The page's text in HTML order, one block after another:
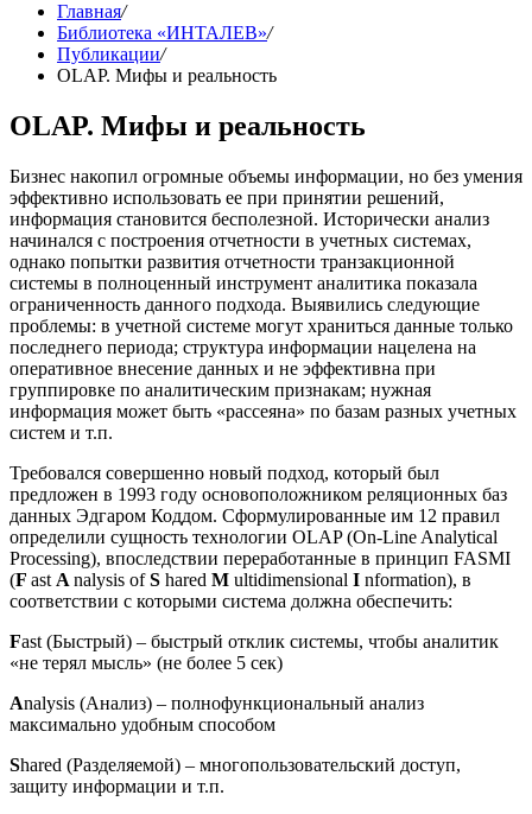
Главная/
Библиотека «ИНТАЛЕВ»/
Публикации/
OLAP. Мифы и реальность
OLAP. Мифы и реальность
Бизнес накопил огромные объемы информации, но без умения
эффективно использовать ее при принятии решений,
информация становится бесполезной. Исторически анализ
начинался с построения отчетности в учетных системах,
однако попытки развития отчетности транзакционной
системы в полноценный инструмент аналитика показала
ограниченность данного подхода. Выявились следующие
проблемы: в учетной системе могут храниться данные только
последнего периода; структура информации нацелена на
оперативное внесение данных и не эффективна при
группировке по аналитическим признакам; нужная
информация может быть «рассеяна» по базам разных учетных
систем и т.п.
Требовался совершенно новый подход, который был
предложен в 1993 году основоположником реляционных баз
данных Эдгаром Коддом. Сформулированные им 12 правил
определили сущность технологии OLAP (On-Line Analytical
Processing), впоследствии переработанные в принцип FASMI
(F ast A nalysis ofS hared M ultidimensional I nformation), в
соответствии с которыми система должна обеспечить:
Fast (Быстрый) – быстрый отклик системы, чтобы аналитик
«не терял мысль» (не более 5 сек)
Analysis (Анализ) – полнофункциональный анализ
максимально удобным способом
Shared (Разделяемой) – многопользовательский доступ,
защиту информации и т.п.